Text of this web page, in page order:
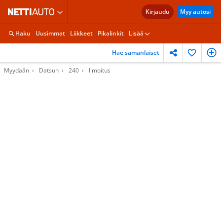
Kirjaudu Myy autosi
Haku Uusimmat Liikkeet Pikalinkit Lisää
Hae samanlaiset
Myydään Datsun 240 Ilmoitus